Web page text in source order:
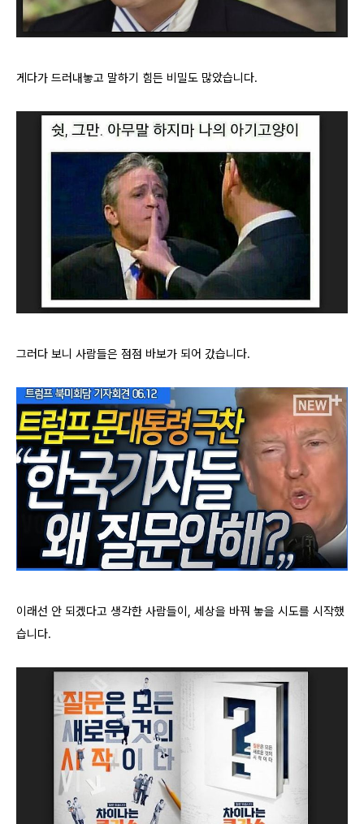
게다가 드러내놓고 말하기 힘든 비밀도 많았습니다.
그러다 보니 사람들은 점점 바보가 되어 갔습니다.
이래선 안 되겠다고 생각한 사람들이, 세상을 바꿔 놓을 시도를 시작했
습니다.